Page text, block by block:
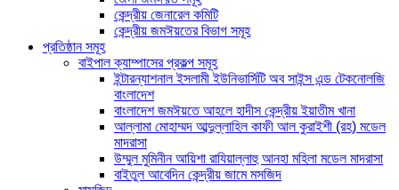
কেন্দ্রীয় জেনারেল কমিটি
কেন্দ্রীয় জমঈয়তের বিভাগ সমূহ
প্রতিষ্ঠান সমূহ
বাইপাল ক্যাম্পাসের প্রকল্প সমূহ
ইন্টারন্যাশনাল ইসলামী ইউনিভার্সিটি অব সাইন্স এন্ড টেকনোলজি
বাংলাদেশ
বাংলাদেশ জমঈয়তে আহলে হাদীস কেন্দ্রীয় ইয়াতীম খানা
আল্লামা মোহাম্মদ আব্দুল্লাহিল কাফী আল কুরাইশী (রহ) মডেল
মাদরাসা
উম্মুল মুমিনীন আয়িশা রাযিয়াল্লাহু আনহা মহিলা মডেল মাদরাসা
বাইতুল আবেদিন কেন্দ্রীয় জামে মসজিদ